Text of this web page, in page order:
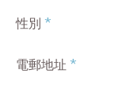
性別 *
電郵地址 *